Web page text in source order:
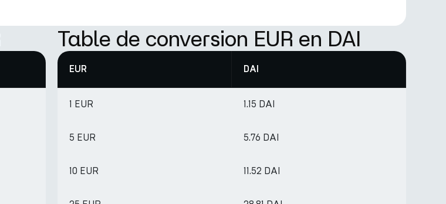
Table de conversion EUR en DAI
EUR DAI
1 EUR 1.15 DAI
5 EUR 5.76 DAI
10 EUR 11.52 DAI